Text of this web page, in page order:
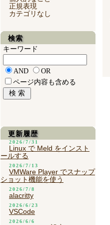
正規表現
カテゴリなし
検索
キーワード
AND
OR
ページ内容も含める
更新履歴
2026/7/31
Linux で Meld をインスト
ールする
2026/7/13
VMWare Player でスナップ
ショット機能を使う
2026/7/8
alacritty
2026/6/23
VSCode
2026/6/6